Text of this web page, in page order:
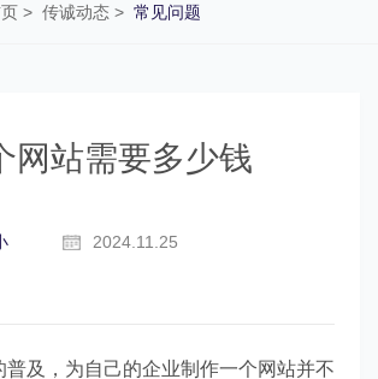
> 传诚动态 > 常见问题
网站需要多少钱
2024.11.25
普及，为自己的企业制作一个网站并不